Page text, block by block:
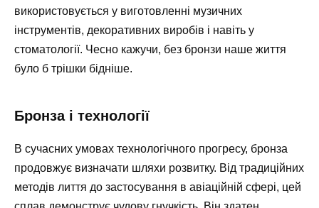
використовується у виготовленні музичних
інструментів, декоративних виробів і навіть у
стоматології. Чесно кажучи, без бронзи наше життя
було б трішки бідніше.
Бронза і технології
В сучасних умовах технологічного прогресу, бронза
продовжує визначати шляхи розвитку. Від традиційних
методів лиття до застосування в авіаційній сфері, цей